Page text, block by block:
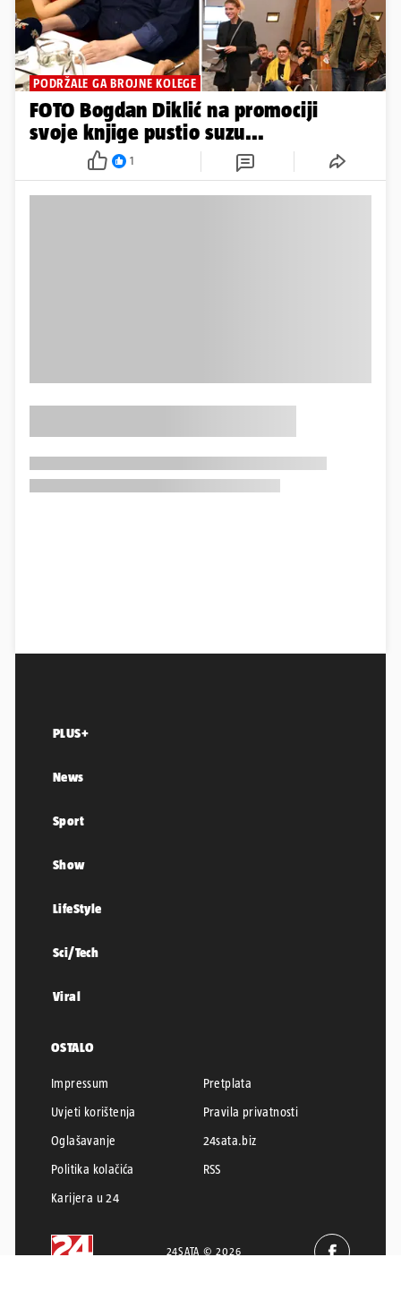
PODRŽALE GA BROJNE KOLEGE
FOTO Bogdan Diklić na promociji
svoje knjige pustio suzu...
1
PLUS+
News
Sport
Show
LifeStyle
Sci/Tech
Viral
OSTALO
Impressum
Pretplata
Uvjeti korištenja
Pravila privatnosti
Oglašavanje
24sata.biz
Politika kolačića
RSS
Karijera u 24
24SATA © 2026